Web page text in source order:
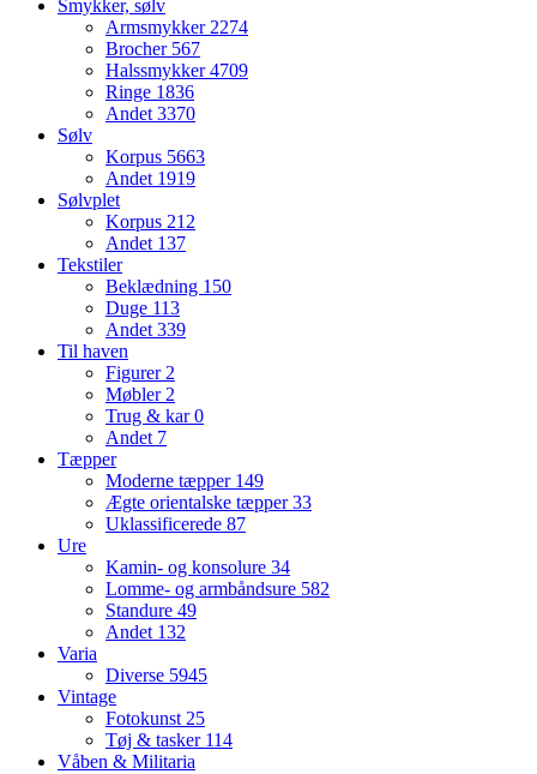
Smykker, sølv
Armsmykker2274
Brocher 567
Halssmykker4709
Ringe 1836
Andet3370
Sølv
Korpus 5663
Andet 1919
Sølvplet
Korpus 212
Andet 137
Tekstiler
Beklædning 150
Duge 113
Andet339
Til haven
Figurer2
Møbler2
Trug & kar0
Andet 7
Tæpper
Moderne tæpper 149
Ægte orientalske tæpper33
Uklassificerede 87
Ure
Kamin- og konsolure 34
Lomme- og armbåndsure 582
Standure 49
Andet 132
Varia
Diverse 5945
Vintage
Fotokunst25
Tøj & tasker 114
Våben & Militaria